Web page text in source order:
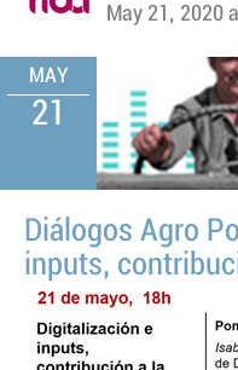
May 21, 2020
MAY
21
Diálogos Agro
inputs,